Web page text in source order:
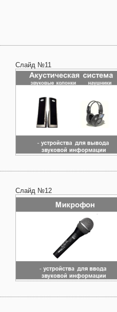
Слайд №11
Слайд №12